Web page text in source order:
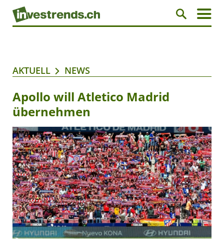
AKTUELL NEWS
Apollo will Atletico Madrid
übernehmen